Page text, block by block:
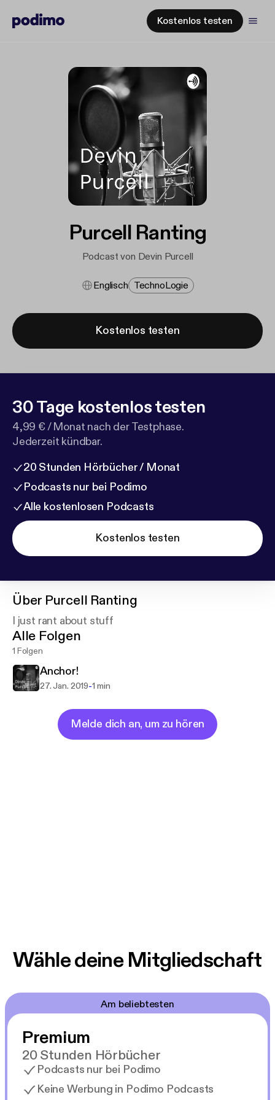
Kostenlos testen
Purcell Ranting
Podcast von Devin Purcell
Englisch Techno​logie
Kostenlos testen
30 Tage kostenlos testen
4,99 € / Monat nach der Testphase.
Jederzeit kündbar.
20 Stunden Hörbücher / Monat
Podcasts nur bei Podimo
Alle kostenlosen Podcasts
Kostenlos testen
Über Purcell Ranting
I just rant about stuff
Alle Folgen
1 Folgen
Anchor!
27. Jan. 2019-1 min
Melde dich an, um zu hören
Wähle deine Mitgliedschaft
Am beliebtesten
Premium
20 Stunden Hörbücher
Podcasts nur bei Podimo
Keine Werbung in Podimo Podcasts